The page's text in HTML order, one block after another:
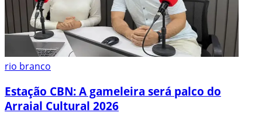
rio branco
Estação CBN: A gameleira será palco do
Arraial Cultural 2026